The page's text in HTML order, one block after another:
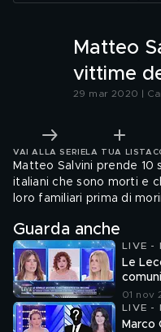
Matteo
vittime
29 mar 2020 |
VAI ALLA SERIE LA TUA LISTA
Matteo Salvini prende 10
italiani che sono morti e
loro familiari prima di
Guarda anche
LIVE -
Le
01 nov
LIVE -
Marco